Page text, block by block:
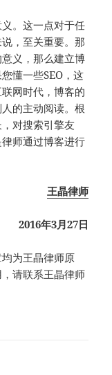
。这一点对于任
，至关重要。那
义，那么建立博
懂一些SEO，这
网时代，博客的
的主动阅读。根
对搜索引擎友
师通过博客进行
王晶律师
2016年3月27日
为王晶律师原
请联系王晶律师